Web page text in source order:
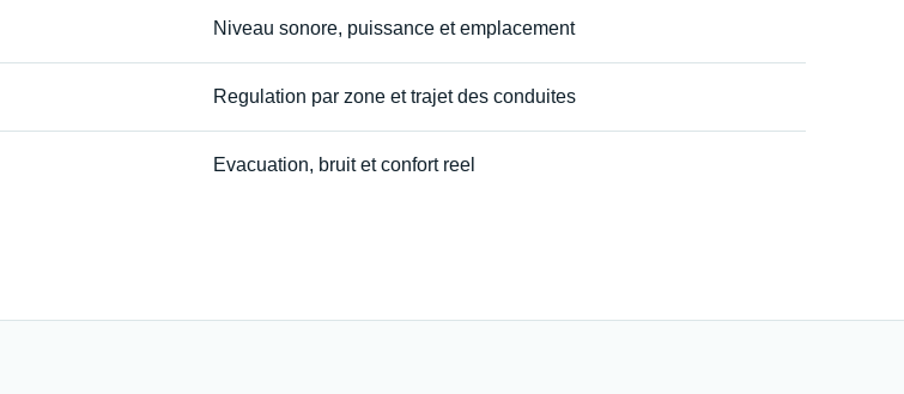
Niveau sonore, puissance et emplacement
Regulation par zone et trajet des conduites
Evacuation, bruit et confort reel